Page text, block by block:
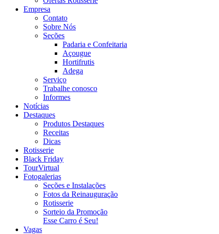
Empresa
Contato
Sobre Nós
Seções
Padaria e Confeitaria
Açougue
Hortifrutis
Adega
Serviço
Trabalhe conosco
Informes
Notícias
Destaques
Produtos Destaques
Receitas
Dicas
Rotisserie
Black Friday
TourVirtual
Fotogalerias
Seções e Instalações
Fotos da Reinauguração
Rotisserie
Sorteio da Promoção
Esse Carro é Seu!
Vagas